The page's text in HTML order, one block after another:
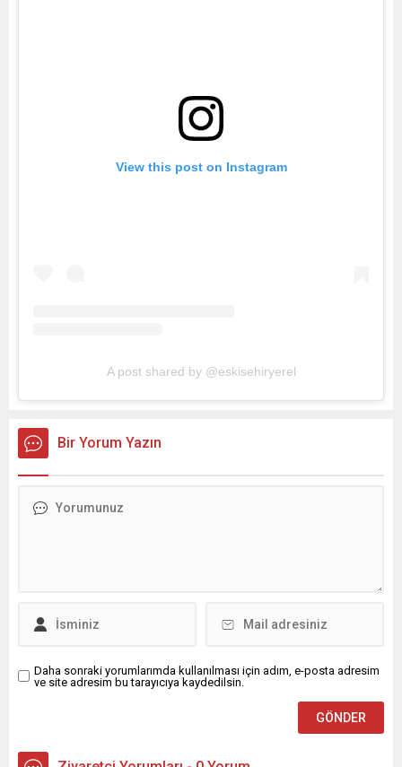
View this post on Instagram
A post shared by @eskisehiryerel
Bir Yorum Yazın
Daha sonraki yorumlarımda kullanılması için adım, e-posta adresim
ve site adresim bu tarayıcıya kaydedilsin.